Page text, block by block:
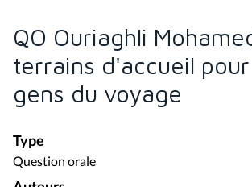
QO Ouriaghli
terrains d'accueil
gens du voyage
Type
Question orale